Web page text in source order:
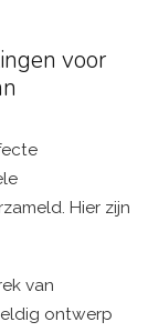
voor
Hier zijn
van
ontwerp